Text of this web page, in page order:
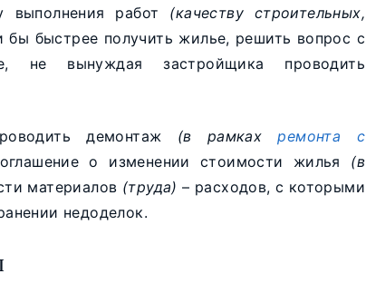
выполнения работ (качеству строительных,
бы быстрее получить жилье, решить вопрос с
не вынуждая застройщика проводить
демонтаж (в рамкахремонта с
о изменении стоимости жилья (в
материалов (труда) – расходов, с которыми
недоделок.